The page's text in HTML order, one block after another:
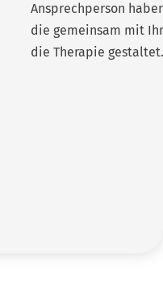
Ansprechperson
die gemeinsam mit
die Therapie gestaltet.